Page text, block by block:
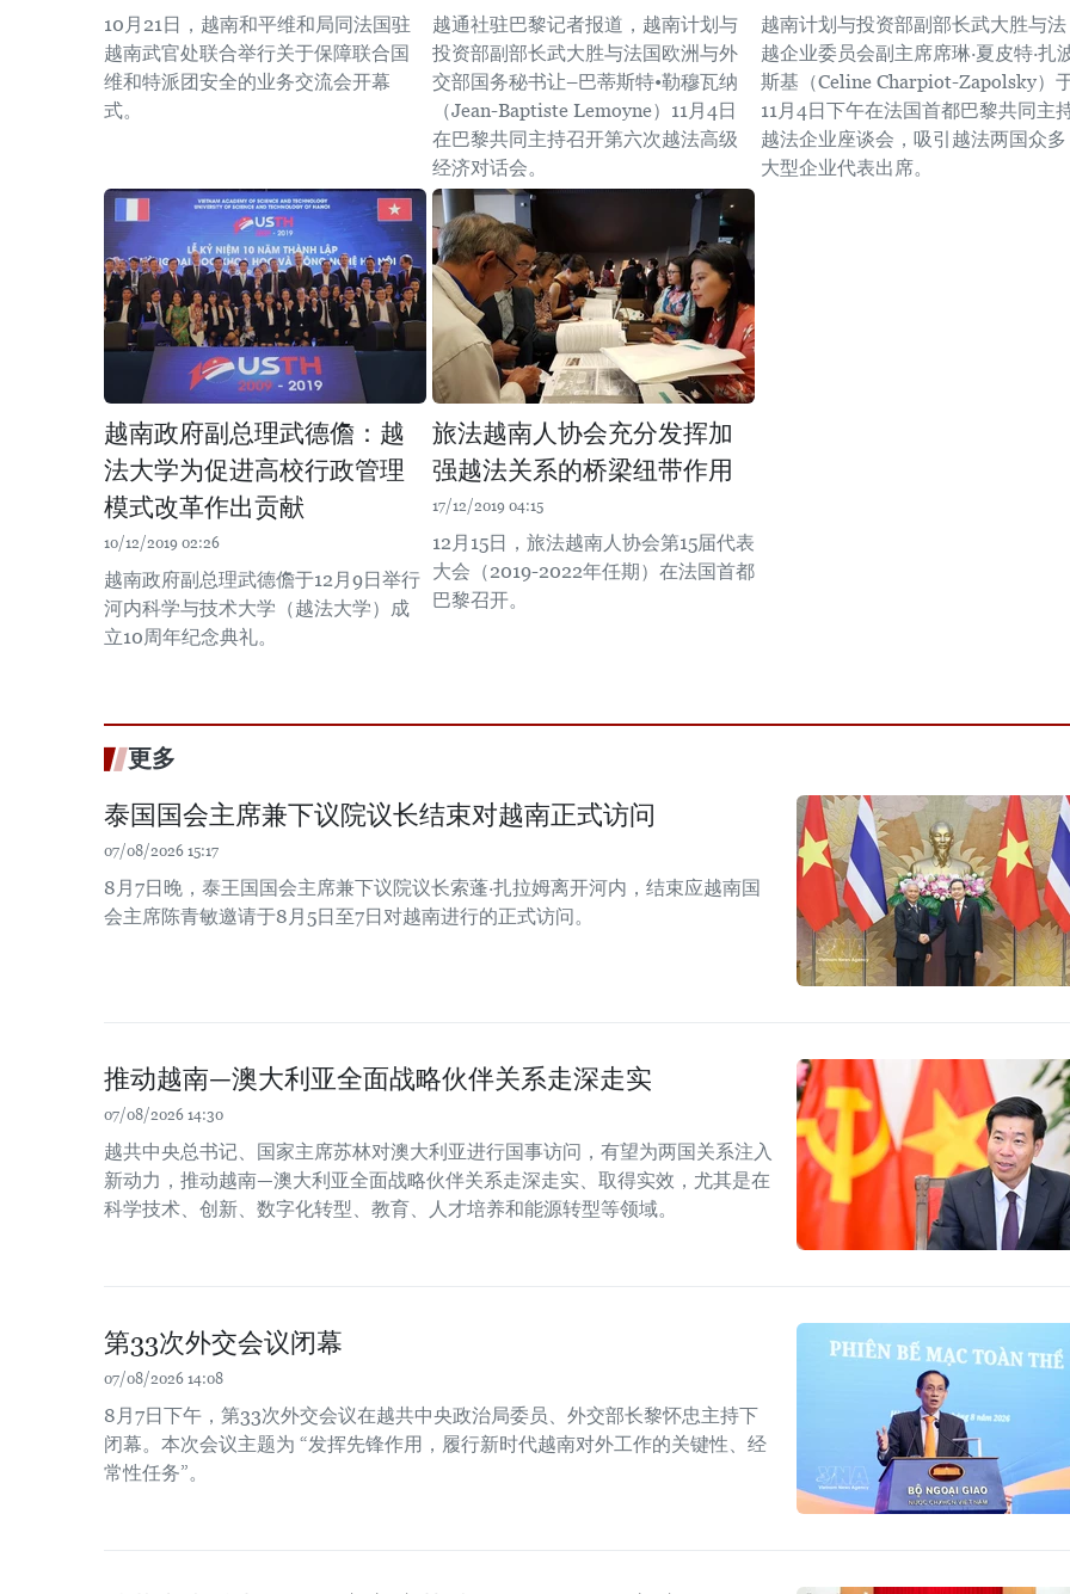
10月21日，越南和平维和局同法国驻
越南武官处联合举行关于保障联合国
维和特派团安全的业务交流会开幕
式。
越通社驻巴黎记者报道，越南计划与
投资部副部长武大胜与法国欧洲与外
交部国务秘书让–巴蒂斯特•勒穆瓦纳
（Jean-Baptiste Lemoyne）11月4日
在巴黎共同主持召开第六次越法高级
经济对话会。
越南计划与投资部副部长武大胜与法
越企业委员会副主席席琳·夏皮特·扎
斯基（Celine Charpiot-Zapolsky）
11月4日下午在法国首都巴黎共同主
越法企业座谈会，吸引越法两国众多
大型企业代表出席。
越南政府副总理武德儋：越
法大学为促进高校行政管理
模式改革作出贡献
10/12/2019 02:26
越南政府副总理武德儋于12月9日举行
河内科学与技术大学（越法大学）成
立10周年纪念典礼。
旅法越南人协会充分发挥加
强越法关系的桥梁纽带作用
17/12/2019 04:15
12月15日，旅法越南人协会第15届代表
大会（2019-2022年任期）在法国首都
巴黎召开。
更多
泰国国会主席兼下议院议长结束对越南正式访问
07/08/2026 15:17
8月7日晚，泰王国国会主席兼下议院议长索蓬·扎拉姆离开河内，结束应越南国
会主席陈青敏邀请于8月5日至7日对越南进行的正式访问。
推动越南—澳大利亚全面战略伙伴关系走深走实
07/08/2026 14:30
越共中央总书记、国家主席苏林对澳大利亚进行国事访问，有望为两国关系注入
新动力，推动越南—澳大利亚全面战略伙伴关系走深走实、取得实效，尤其是在
科学技术、创新、数字化转型、教育、人才培养和能源转型等领域。
第33次外交会议闭幕
07/08/2026 14:08
8月7日下午，第33次外交会议在越共中央政治局委员、外交部长黎怀忠主持下
闭幕。本次会议主题为 “发挥先锋作用，履行新时代越南对外工作的关键性、经
常性任务”。